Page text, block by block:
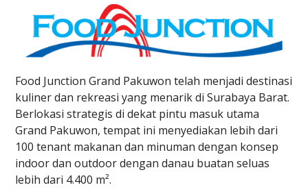
Food Junction Grand Pakuwon telah menjadi destinasi
kuliner dan rekreasi yang menarik di Surabaya Barat.
Berlokasi strategis di dekat pintu masuk utama
Grand Pakuwon, tempat ini menyediakan lebih dari
100 tenant makanan dan minuman dengan konsep
indoor dan outdoor dengan danau buatan seluas
lebih dari 4.400 m².